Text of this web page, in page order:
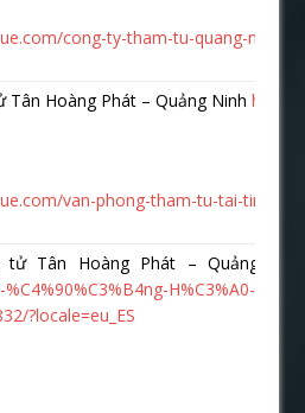
cong-ty-tham-tu-quang-ngai-
Tân Hoàng Phát – Quảng Ninh
van-phong-tham-tu-tai-tinh-
tử Tân Hoàng Phát – Quảng Trị
%C4%90%C3%B4ng-H%C3%A0-
?locale=eu_ES